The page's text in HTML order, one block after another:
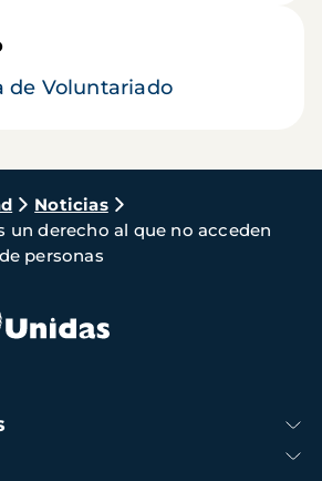
de Voluntariado
Noticias
un derecho al que no acceden
personas